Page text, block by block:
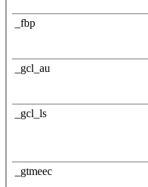
_fbp
_gcl_au
_gcl_ls
_gtmeec